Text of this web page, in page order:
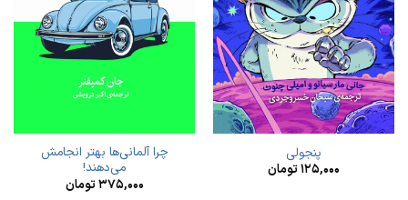
پنجولی
۱۲۵,۰۰۰تومان
چرا آلمانی‌ها بهتر انجامش
می‌دهند!
۳۷۵,۰۰۰تومان